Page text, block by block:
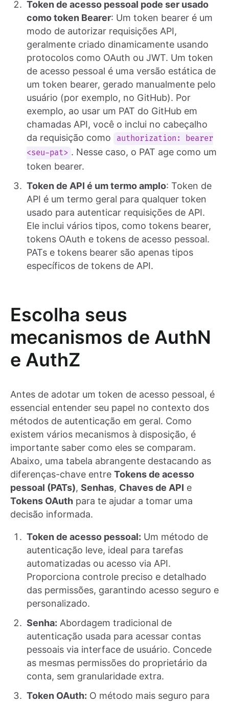
Token de acesso pessoal pode ser usado
como token Bearer: Um token bearer é um
modo de autorizar requisições API,
geralmente criado dinamicamente usando
protocolos como OAuth ou JWT. Um token
de acesso pessoal é uma versão estática de
um token bearer, gerado manualmente pelo
usuário (por exemplo, no GitHub). Por
exemplo, ao usar um PAT do GitHub em
chamadas API, você o inclui no cabeçalho
da requisição como
authorization: bearer
<seu-pat> . Nesse caso, o PAT age como um
token bearer.
Token de API é um termo amplo: Token de
API é um termo geral para qualquer token
usado para autenticar requisições de API.
Ele inclui vários tipos, como tokens bearer,
tokens OAuth e tokens de acesso pessoal.
PATs e tokens bearer são apenas tipos
específicos de tokens de API.
Escolha seus
mecanismos de AuthN
e AuthZ
Antes de adotar um token de acesso pessoal, é
essencial entender seu papel no contexto dos
métodos de autenticação em geral. Como
existem vários mecanismos à disposição, é
importante saber como eles se comparam.
Abaixo, uma tabela abrangente destacando as
diferenças-chave entre Tokens de acesso
pessoal (PATs), Senhas, Chaves de API e
Tokens OAuth para te ajudar a tomar uma
decisão informada.
Token de acesso pessoal: Um método de
autenticação leve, ideal para tarefas
automatizadas ou acesso via API.
Proporciona controle preciso e detalhado
das permissões, garantindo acesso seguro e
personalizado.
Senha: Abordagem tradicional de
autenticação usada para acessar contas
pessoais via interface de usuário. Concede
as mesmas permissões do proprietário da
conta, sem granularidade extra.
Token OAuth: O método mais seguro para